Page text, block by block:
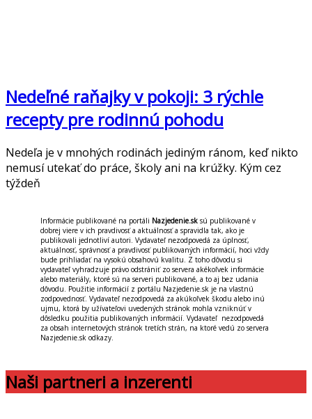
Nedeľné raňajky v pokoji: 3 rýchle
recepty pre rodinnú pohodu
Nedeľa je v mnohých rodinách jediným ránom, keď nikto
nemusí utekať do práce, školy ani na krúžky. Kým cez
týždeň
Informácie publikované na portáli Nazjedenie.sk sú publikované v
dobrej viere v ich pravdivosť a aktuálnosť a spravidla tak, ako je
publikovali jednotliví autori. Vydavateľ nezodpovedá za úplnosť,
aktuálnosť, správnosť a pravdivosť publikovaných informácií, hoci vždy
bude prihliadať na vysokú obsahovú kvalitu. Z toho dôvodu si
vydavateľ vyhradzuje právo odstrániť zo servera akékoľvek informácie
alebo materiály, ktoré sú na serveri publikované, a to aj bez udania
dôvodu. Použitie informácií z portálu Nazjedenie.sk je na vlastnú
zodpovednosť. Vydavateľ nezodpovedá za akúkoľvek škodu alebo inú
ujmu, ktorá by užívateľovi uvedených stránok mohla vzniknúť v
dôsledku použitia publikovaných informácií. Vydavateľ nezodpovedá
za obsah internetových stránok tretích strán, na ktoré vedú zo servera
Nazjedenie.sk odkazy.
Naši partneri a inzerenti